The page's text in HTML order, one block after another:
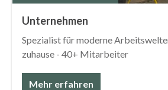
Unternehmen
Spezialist für moderne
zuhause - 40+ Mitarbeiter
Mehr erfahren